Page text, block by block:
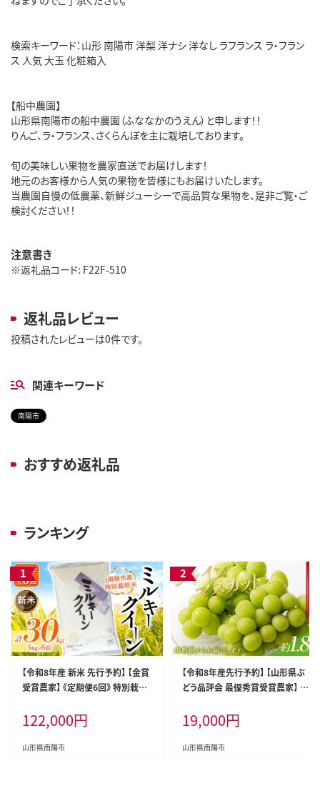
検索キーワード：山形 南陽市 洋梨 洋ナシ 洋なし ラフランス ラ・フラン
ス 人気 大玉 化粧箱入
【船中農園】
山形県南陽市の船中農園（ふななかのうえん）と申します！！
りんご、ラ・フランス、さくらんぼを主に栽培しております。
旬の美味しい果物を農家直送でお届けします！
地元のお客様から人気の果物を皆様にもお届けいたします。
当農園自慢の低農薬、新鮮ジューシーで高品質な果物を、是非ご覧・ご
検討ください！！
注意書き
※返礼品コード: F22F-510
返礼品レビュー
投稿されたレビューは0件です。
関連キーワード
南陽市
おすすめ返礼品
ランキング
【令和8年産 新米 先行予約】 【金賞
受賞農家】 《定期便6回》 特別栽培
《令和8年9月下旬～発送》 『あおき
ライスファーム』 [1614-R8]
122,000円
山形県南陽市
【令和8年産先行予約】 【山形県ぶ
どう品評会 最優秀賞受賞農家】 シ
秀) 《令和8年9月中旬～発送》 『青
木農園』 山形県 南陽市 [2027-R8]
19,000円
山形県南陽市